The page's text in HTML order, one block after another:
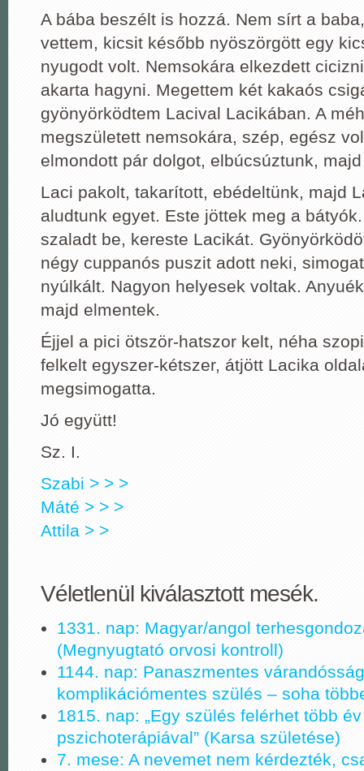
A bába beszélt is hozzá. Nem sírt a
vettem, kicsit később nyöszörgött egy
nyugodt volt. Nemsokára elkezdett
akarta hagyni. Megettem két kakaós
gyönyörködtem Lacival Lacikában. A
megszületett nemsokára, szép, egész
elmondott pár dolgot, elbúcsúztunk,
Laci pakolt, takarított, ebédeltünk, majd
aludtunk egyet. Este jöttek meg a
szaladt be, kereste Lacikát.
négy cuppanós puszit adott neki,
nyúlkált. Nagyon helyesek voltak.
majd elmentek.
Éjjel a pici ötször-hatszor kelt, néha
felkelt egyszer-kétszer, átjött Lacika
megsimogatta.
Jó együtt!
Sz. I.
Szabi > > >
Máté > > >
Attila > >
Véletlenül kiválasztott mesék.
1331. nap: Magyar/angol
(Megnyugtató orvosi kontroll)
1144. nap: Panaszmentes
komplikációmentes szülés – soha
1815. nap: „Egy szülés felérhet több év
pszichoterápiával” (Karsa születése)
7. mese: A nevemet nem kérdezték,